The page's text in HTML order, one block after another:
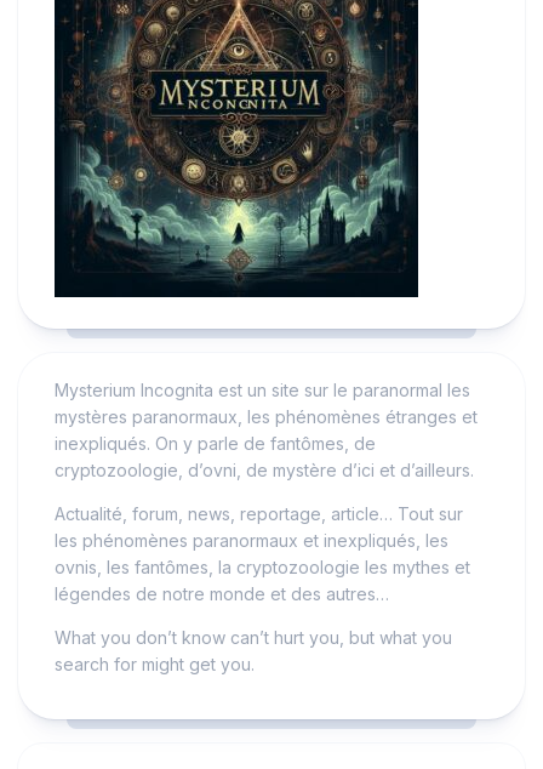
Mysterium Incognita est un site sur le paranormal les
mystères paranormaux, les phénomènes étranges et
inexpliqués. On y parle de fantômes, de
cryptozoologie, d’ovni, de mystère d’ici et d’ailleurs.
Actualité, forum, news, reportage, article… Tout sur
les phénomènes paranormaux et inexpliqués, les
ovnis, les fantômes, la cryptozoologie les mythes et
légendes de notre monde et des autres…
What you don’t know can’t hurt you, but what you
search for might get you.